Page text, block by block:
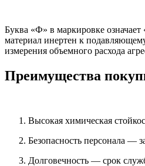
Буква «Ф» в маркировке
материал инертен к
измерения объемного расхода
Преимущества
Высокая химическая
Безопасность персонала —
Долговечность — срок